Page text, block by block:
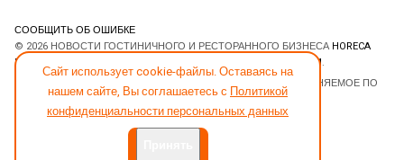
Сайт использует cookie-файлы. Оставаясь на
нашем сайте, Вы соглашаетесь с Политикой
конфиденциальности персональных данных
СООБЩИТЬ ОБ ОШИБКЕ
© 2026 НОВОСТИ ГОСТИНИЧНОГО И РЕСТОРАННОГО БИЗНЕСА HORECA
ESTATE
JOOMLART.COM.
- ПРОГРАММНОЕ ОБЕСПЕЧЕНИЕ, РАСПРОСТРАНЯЕМОЕ ПО
ЛИЦЕНЗИИGNU GENERAL PUBLIC LICENSE